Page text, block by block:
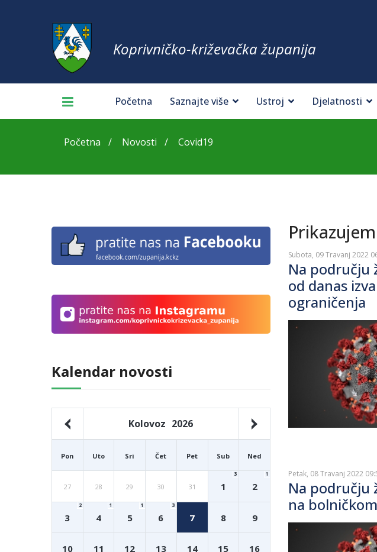
Koprivničko-križevačka županija
Početna Saznajte više Ustroj Djelatnosti
Početna Novosti Covid19
Kalendar novosti
Kolovoz 2026
Pon Uto Sri Čet Pet Sub Ned
27 28 29 30 31 1
3
2
1
3
2
4
1
5
1
6
3
7 8 9
10 11 12 13 14 15 16
Subota, 09 Travanj 2022
Na području
od danas
ograničenja
Petak, 08 Travanj 2022
Na području
na